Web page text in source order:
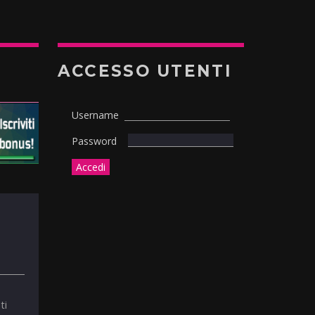
ACCESSO UTENTI
Username
Password